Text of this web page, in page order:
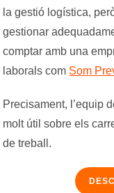
la gestió logística,
gestionar
comptar amb una
laborals com Som
Precisament, l’equip
molt útil sobre els
de treball.